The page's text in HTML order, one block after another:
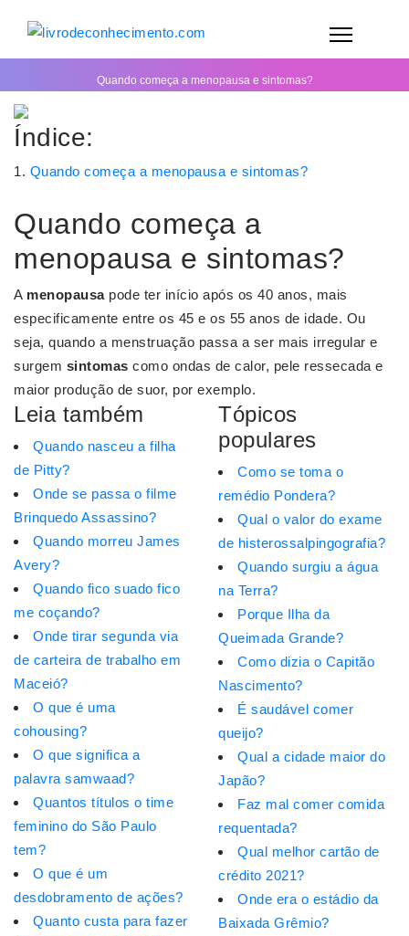
Quando começa a menopausa e sintomas?
Índice:
Quando começa a menopausa e sintomas?
Quando começa a
menopausa e sintomas?
A menopausapode ter início após os 40 anos, mais
especificamente entre os 45 e os 55 anos de idade. Ou
seja, quando a menstruação passa a ser mais irregular e
surgem sintomas como ondas de calor, pele ressecada e
maior produção de suor, por exemplo.
Leia também
Quando nasceu a filha
de Pitty?
Onde se passa o filme
Brinquedo Assassino?
Quando morreu James
Avery?
Quando fico suado fico
me coçando?
Onde tirar segunda via
de carteira de trabalho em
Maceió?
O que é uma
cohousing?
O que significa a
palavra samwaad?
Quantos títulos o time
feminino do São Paulo
tem?
O que é um
desdobramento de ações?
Quanto custa para fazer
Tópicos
populares
Como se toma o
remédio Pondera?
Qual o valor do exame
de histerossalpingografia?
Quando surgiu a água
na Terra?
Porque Ilha da
Queimada Grande?
Como dizia o Capitão
Nascimento?
É saudável comer
queijo?
Qual a cidade maior do
Japão?
Faz mal comer comida
requentada?
Qual melhor cartão de
crédito 2021?
Onde era o estádio da
Baixada Grêmio?